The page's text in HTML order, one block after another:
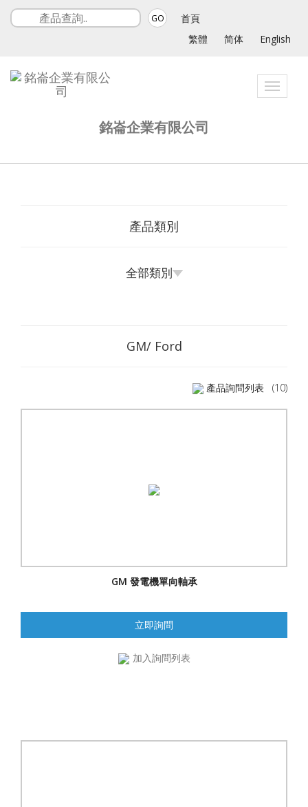
GO
首頁
繁體
简体 English
Toggle
銘崙企業有限公司
產品類別
全部類別
GM/ Ford
產品詢問列表 (10)
GM 發電機單向軸承
立即詢問
加入詢問列表